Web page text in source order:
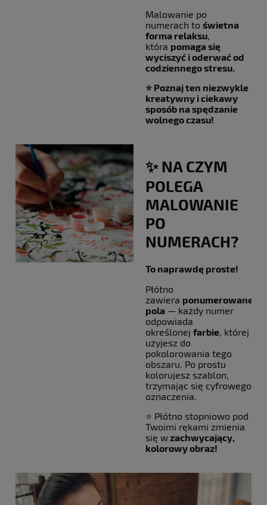
Malowanie po
numerach to świetna
forma relaksu
która pomaga się
wyciszyć i oderwać od
codziennego stresu.
⭐ Poznaj ten niezwykle
kreatywny i ciekawy
sposób na spędzanie
wolnego czasu!
✨ NA CZYM
POLEGA
MALOWANIE
PO
NUMERACH?
To naprawdę proste!
Płótno
zawiera ponumerowane
pola — każdy numer
odpowiada
określonej farbie , której
użyjesz do
pokolorowania tego
obszaru. Po prostu
kolorujesz szablon,
trzymając się cyfrowego
oznaczenia.
⭐ Płótno stopniowo pod
Twoimi rękami zmienia
się wzachwycający,
kolorowy obraz!